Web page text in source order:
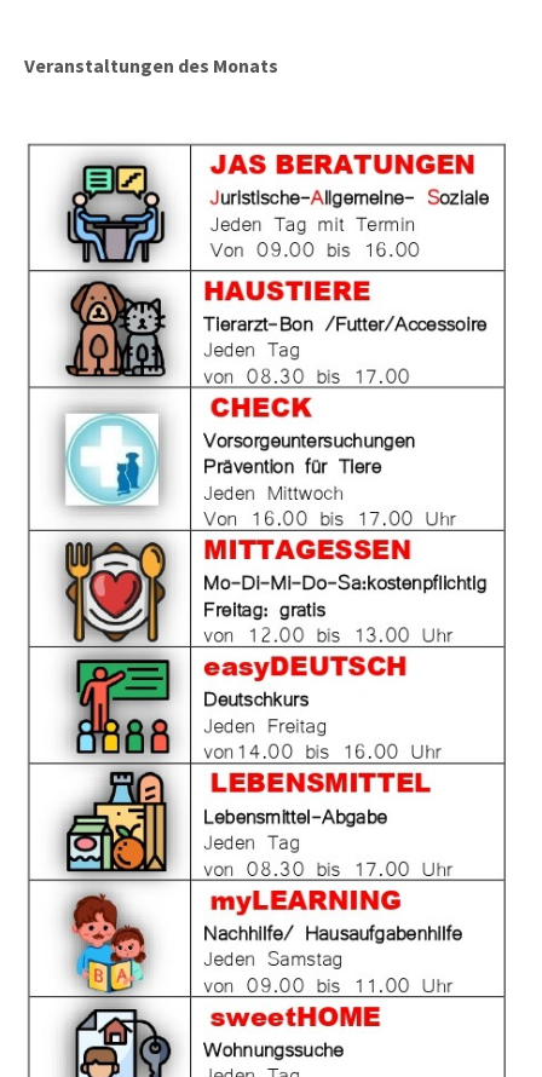
Veranstaltungen des Monats